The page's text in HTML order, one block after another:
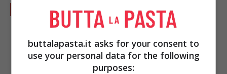
schiacciatelo e mettetelo in un capace
tegame con 3 o 4 cucchiai di olio, e ponetela
sul fuoco. Adagiatevi i totani riempiti.
buttalapasta.it asks for your consent to
use your personal data for the following
purposes: